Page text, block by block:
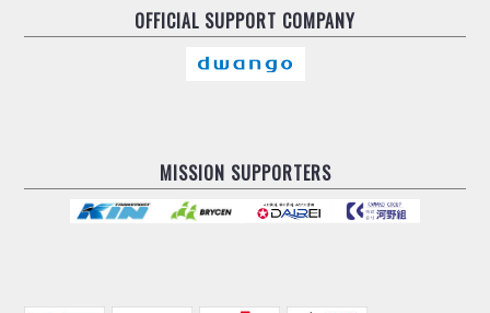
OFFICIAL SUPPORT COMPANY
MISSION SUPPORTERS